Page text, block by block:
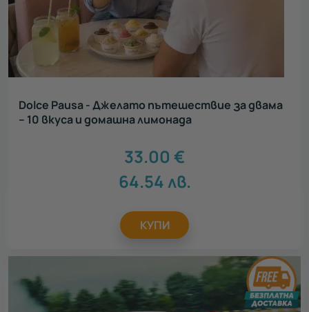
Dolce Pausa - Джелато пътешествие за двама
– 10 вкуса и домашна лимонада
33.00 €
64.54лв.
КУПИ